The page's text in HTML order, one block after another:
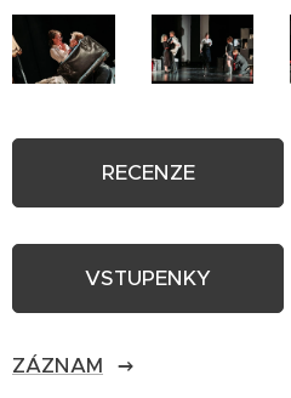
RECENZE
VSTUPENKY
ZÁZNAM